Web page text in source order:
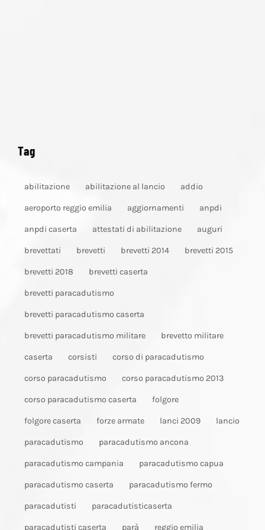
Tag
abilitazione abilitazione al lancio addio
aeroporto reggio emilia aggiornamenti anpdi
anpdi caserta attestati di abilitazione auguri
brevettati brevetti brevetti 2014 brevetti 2015
brevetti 2018 brevetti caserta
brevetti paracadutismo
brevetti paracadutismo caserta
brevetti paracadutismo militare brevetto militare
caserta corsisti corso di paracadutismo
corso paracadutismo corso paracadutismo 2013
corso paracadutismo caserta folgore
folgore caserta forze armate lanci 2009 lancio
paracadutismo paracadutismo ancona
paracadutismo campania paracadutismo capua
paracadutismo caserta paracadutismo fermo
paracadutisti paracadutisticaserta
paracadutisti caserta parà reggio emilia